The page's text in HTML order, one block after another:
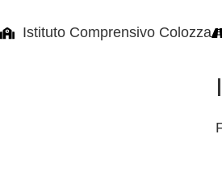
Istituto Comprensivo Colozza